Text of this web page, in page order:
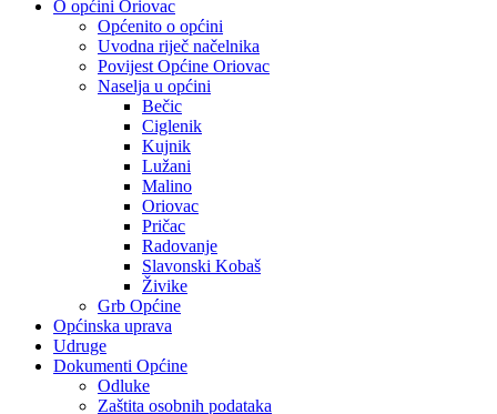
O općini Oriovac
Općenito o općini
Uvodna riječ načelnika
Povijest Općine Oriovac
Naselja u općini
Bečic
Ciglenik
Kujnik
Lužani
Malino
Oriovac
Pričac
Radovanje
Slavonski Kobaš
Živike
Grb Općine
Općinska uprava
Udruge
Dokumenti Općine
Odluke
Zaštita osobnih podataka